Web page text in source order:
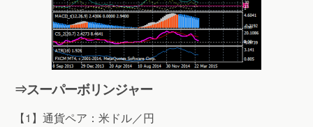
⇒スーパーボリンジャー
【1】通貨ペア：米ドル／円